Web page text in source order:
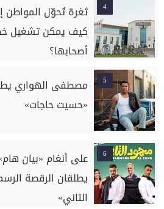
4
ثغرة تُحوّل
كيف يمكن تشغيل
أصحابها؟
5
مصطفى الهواري
«حسيت حاجات»
6
على أنغام «بيان
يطلقان الرقصة
التاني»